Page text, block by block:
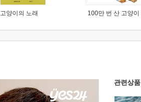
고양이의 노래 100만 번 산 고양이
관련상품